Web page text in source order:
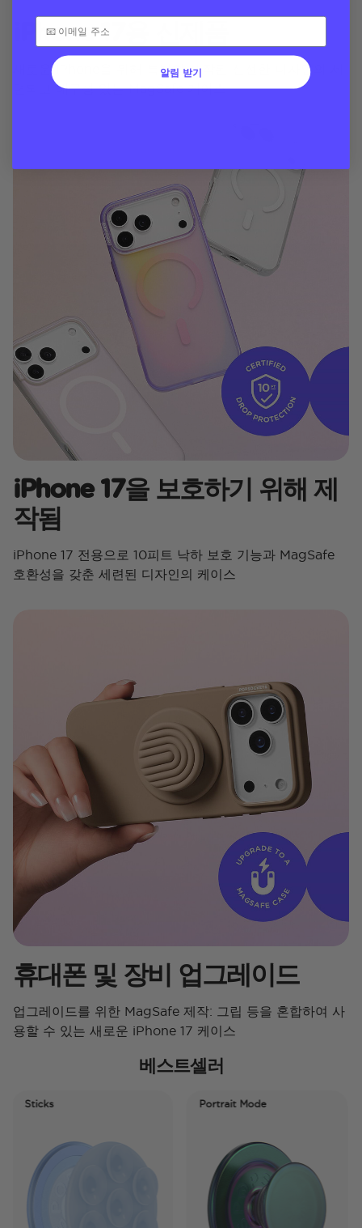
iPhone 17용 신제품
새로운 iPhone을 위해 특별히 제작된 신선한 디자인의 세
련되고 내구성 있는 MagSafe 케이스
iPhone 17을 보호하기 위해 제
작됨
iPhone 17 전용으로 10피트 낙하 보호 기능과 MagSafe
호환성을 갖춘 세련된 디자인의 케이스
휴대폰 및 장비 업그레이드
업그레이드를 위한 MagSafe 제작: 그립 등을 혼합하여 사
용할 수 있는 새로운 iPhone 17 케이스
베스트셀러
Sticks Portrait Mode
알림 받기